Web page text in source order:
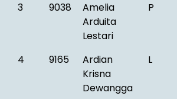
3 9038
Amelia
Arduita
Lestari
P
4 9165
Ardian
Krisna
Dewangga
L